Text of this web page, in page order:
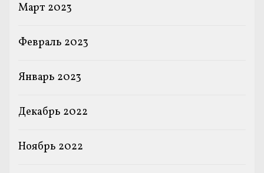
Март 2023
Февраль 2023
Январь 2023
Декабрь 2022
Ноябрь 2022